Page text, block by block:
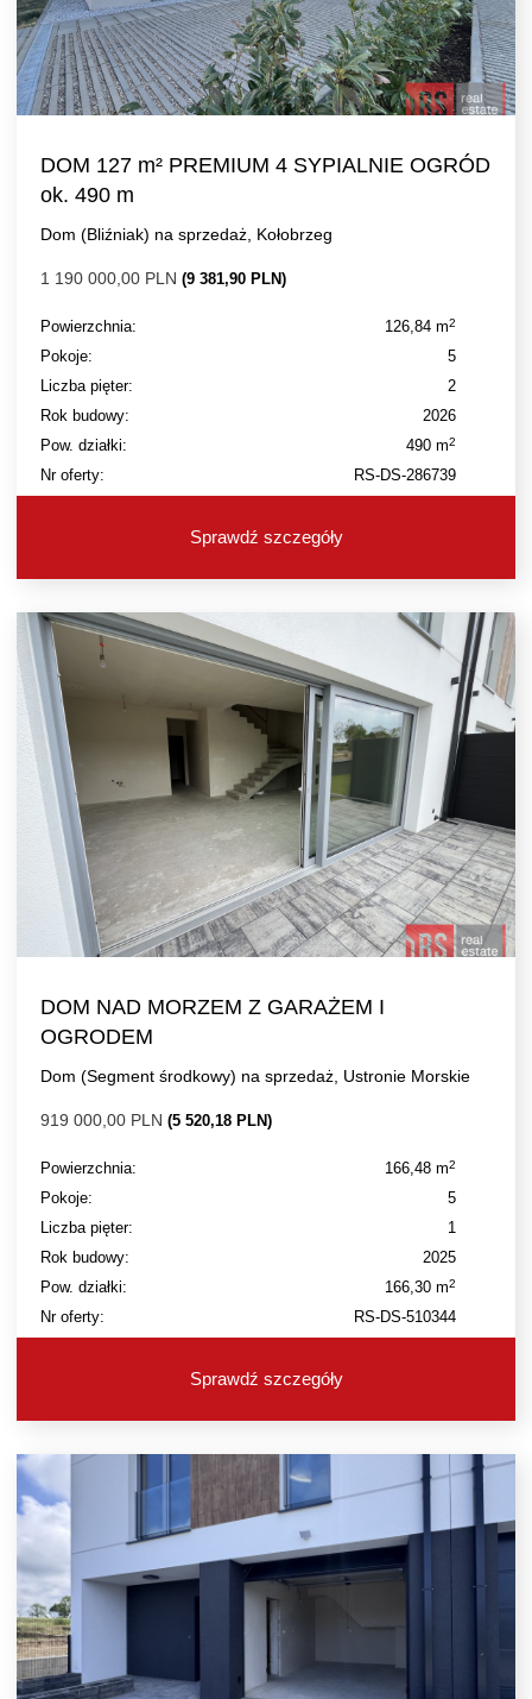
DOM 127 m² PREMIUM 4 SYPIALNIE OGRÓD
ok. 490 m
Dom (Bliźniak) na sprzedaż, Kołobrzeg
1 190 000,00 PLN (9 381,90 PLN)
Powierzchnia: 126,84 m2
Pokoje:
5
Liczba pięter:
2
Rok budowy:
2026
Pow. działki:
490 m2
Nr oferty: RS-DS-286739
Sprawdź szczegóły
DOM NAD MORZEM Z GARAŻEM I
OGRODEM
Dom (Segment środkowy) na sprzedaż, Ustronie Morskie
919 000,00 PLN (5 520,18 PLN)
Powierzchnia: 166,48 m2
Pokoje:
5
Liczba pięter:
1
Rok budowy:
2025
Pow. działki:
166,30 m2
Nr oferty: RS-DS-510344
Sprawdź szczegóły